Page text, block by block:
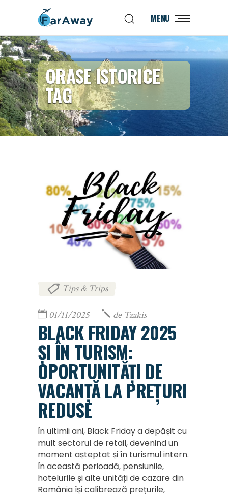
MENU
ORASE ISTORICE
TAG
Tips & Trips
01/11/2025 de Tzakis
BLACK FRIDAY 2025
ȘI ÎN TURISM:
OPORTUNITĂȚI DE
VACANȚĂ LA PREȚURI
REDUSE
În ultimii ani, Black Friday a depășit cu
mult sectorul de retail, devenind un
moment așteptat și în turismul intern.
În această perioadă, pensiunile,
hotelurile și alte unități de cazare din
România își calibrează prețurile,